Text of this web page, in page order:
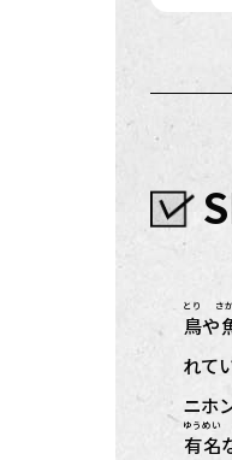
鳥
とり
や
さ
れて
ニホ
有名
ゆうめい